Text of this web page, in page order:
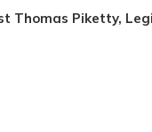
Thomas Piketty,